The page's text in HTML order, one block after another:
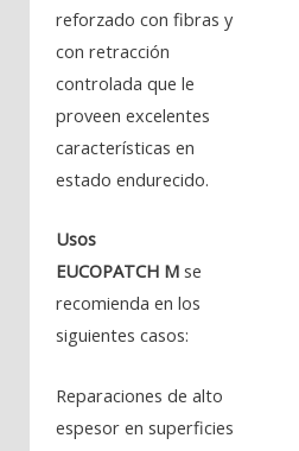
reforzado con fibras y
con retracción
controlada que le
proveen excelentes
características en
estado endurecido.
Usos
EUCOPATCH Mse
recomienda en los
siguientes casos:
Reparaciones de alto
espesor en superficies